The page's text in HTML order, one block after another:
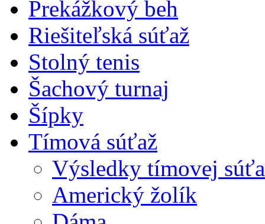
Prekážkový beh
Riešiteľská súťaž
Stolný tenis
Šachový turnaj
Šípky
Tímová súťaž
Výsledky tímovej
Americký žolík